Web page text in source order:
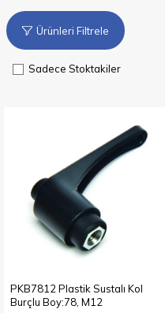
Ürünleri Filtrele
Sadece Stoktakiler
PKB7812 Plastik Sustalı Kol
Burçlu Boy:78, M12